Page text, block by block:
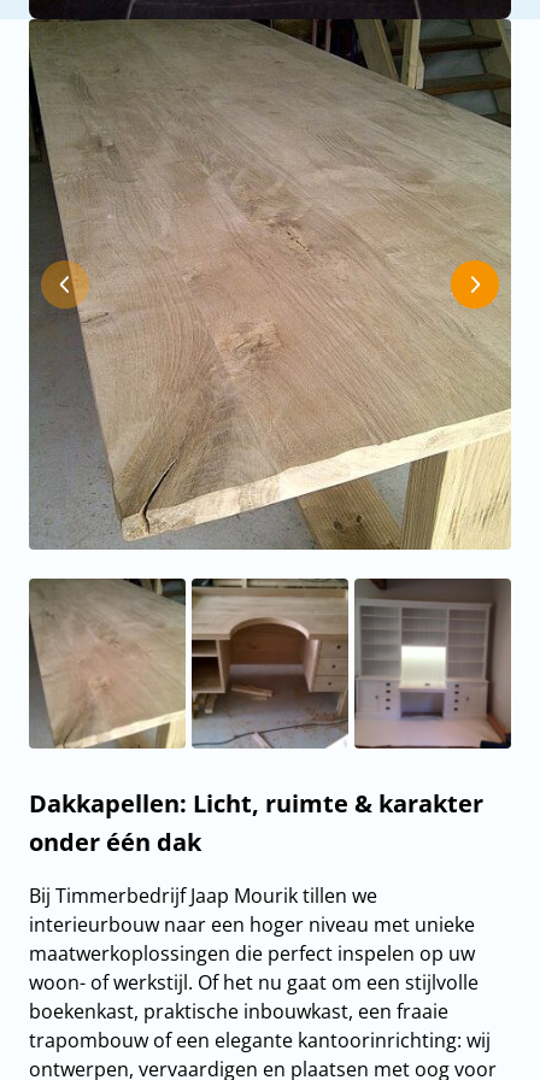
Dakkapellen: Licht, ruimte & karakter
onder één dak
Bij Timmerbedrijf Jaap Mourik tillen we
interieurbouw naar een hoger niveau met unieke
maatwerkoplossingen die perfect inspelen op uw
woon- of werkstijl. Of het nu gaat om een stijlvolle
boekenkast, praktische inbouwkast, een fraaie
trapombouw of een elegante kantoorinrichting: wij
ontwerpen, vervaardigen en plaatsen met oog voor